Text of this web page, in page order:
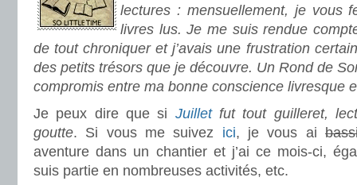
lectures : mensuellement, je vous
livres lus. Je me suis rendue
de tout chroniquer et j’avais une frustration
des petits trésors que je découvre. Un Rond de
compromis entre ma bonne conscience livresque
Je peux dire que si Juilletfut tout guilleret,
goutte. Si vous me suivez ici, je vous ai
aventure dans un chantier et j’ai ce mois-ci,
suis partie en nombreuses activités, etc.